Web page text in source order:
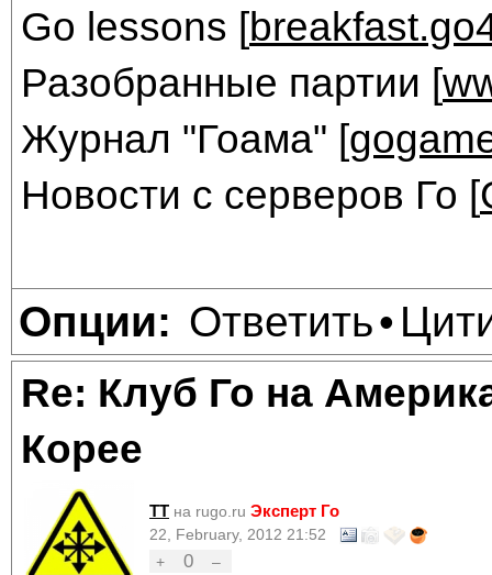
Go lessons [
Разобранные партии [
Журнал "Гоама" [
Новости с серверов Го [
Опции: Ответить•
Re: Клуб Го на
Корее
TT на rugo.ru Эксперт Го
22, February, 2012 21:52
+
0 –